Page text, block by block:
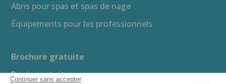
Continuer sans accepter
Abris pour spas et spas de nage
Équipements pour les professionnels
Brochure gratuite
Devis gratuit